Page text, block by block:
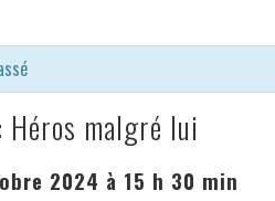
malgré lui
2024 à 15 h 30 min